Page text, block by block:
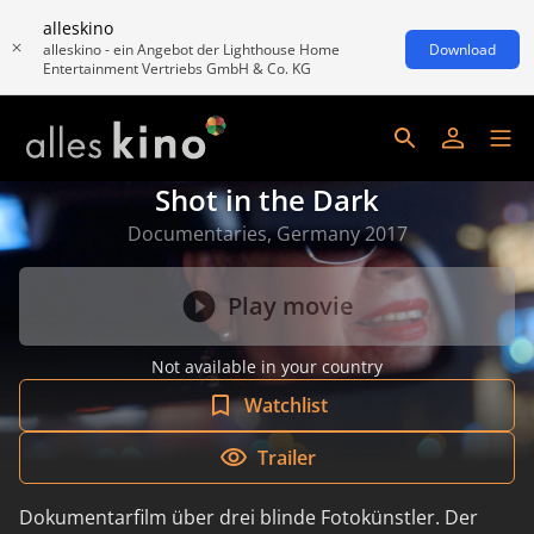
alleskino
alleskino - ein Angebot der Lighthouse Home
Entertainment Vertriebs GmbH & Co. KG
Download
Shot in the Dark
Documentaries, Germany 2017
Play movie
Not available in your country
Watchlist
Trailer
Dokumentarfilm über drei blinde Fotokünstler. Der